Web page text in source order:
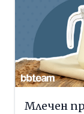
Млечен